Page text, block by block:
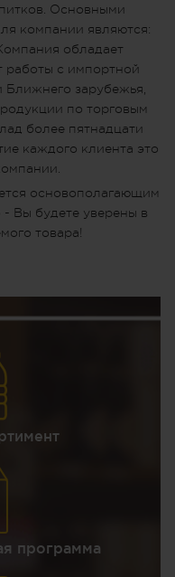
Основными
компании являются:
обладает
с импортной
зарубежья,
по торговым
более пятнадцати
каждого клиента это
основополагающим
- Вы будете уверены в
товара!
программа